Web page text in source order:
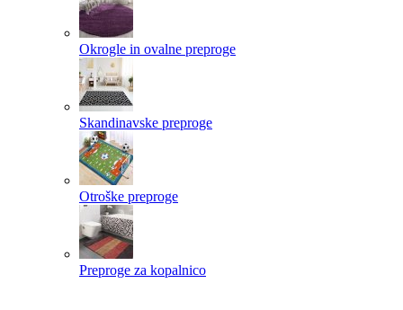
Okrogle in ovalne preproge
Skandinavske preproge
Otroške preproge
Preproge za kopalnico